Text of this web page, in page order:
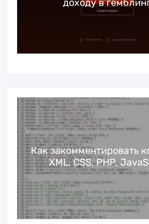
доходу в
Как закомментировать
XML, CSS, PHP,